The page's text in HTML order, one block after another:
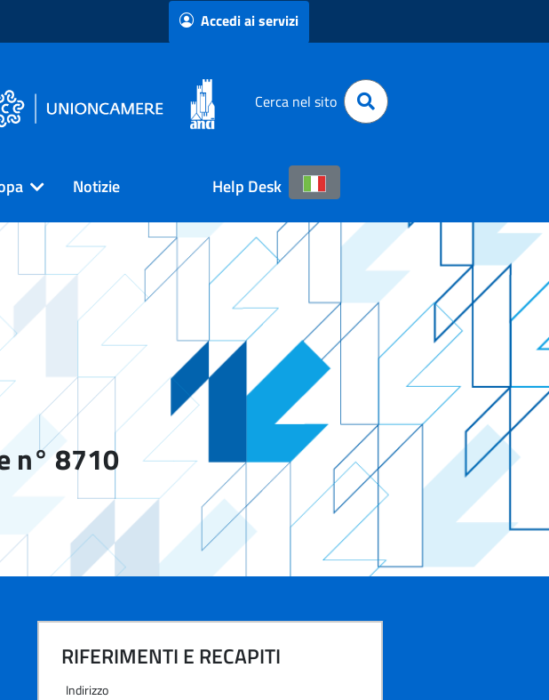
Accedi ai servizi
Cerca nel sito
Notizie Help Desk
n° 8710
RIFERIMENTI E RECAPITI
Indirizzo